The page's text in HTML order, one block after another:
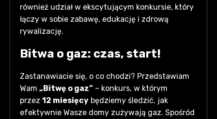
również udział w ekscytującym konkursie, który
łączy w sobie zabawę, edukację i zdrową
rywalizację.
Bitwa o gaz: czas, start!
Zastanawiacie się, o co chodzi? Przedstawiam
Wam „Bitwę o gaz” – konkurs, w którym
przez 12 miesięcy będziemy śledzić, jak
efektywnie Wasze domy zużywają gaz. Spośród